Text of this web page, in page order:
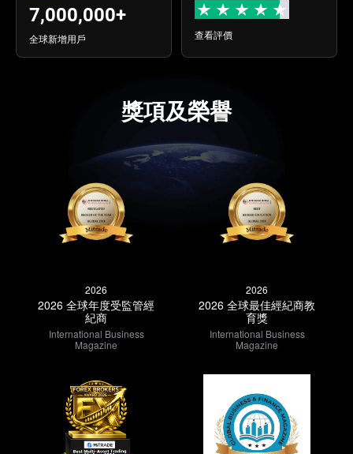
7,000,000+
全球新增用戶 查看評價
獎項及榮譽
2026
2026 全球年度受監管經
紀商
International Business
Magazine
2026
2026 全球最佳經紀商教
育獎
International Business
Magazine